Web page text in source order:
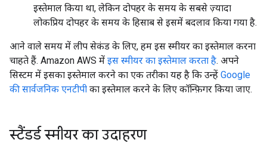
इस्तेमाल किया था, लेकिन दोपहर के समय के सबसे ज़्यादा
लोकप्रिय दोपहर के समय के हिसाब से इसमें बदलाव किया गया है.
आने वाले समय में लीप सेकंड के लिए, हम इस स्मीयर का इस्तेमाल करना
चाहते हैं. Amazon AWS में इस स्मीयर का इस्तेमाल करता है. अपने
सिस्टम में इसका इस्तेमाल करने का एक तरीका यह है कि उन्हें Google
की सार्वजनिक एनटीपी का इस्तेमाल करने के लिए कॉन्फ़िगर किया जाए.
स्टैंडर्ड स्मीयर का उदाहरण